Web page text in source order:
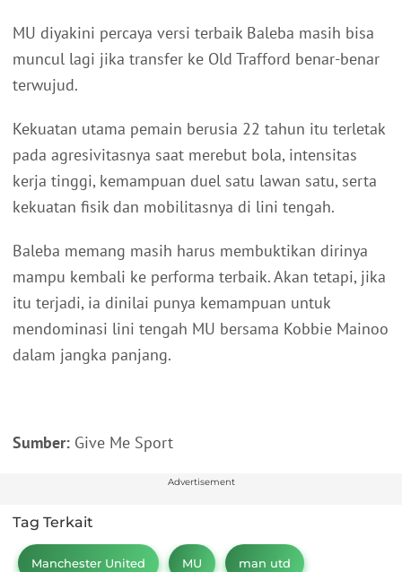
MU diyakini percaya versi terbaik Baleba masih bisa
muncul lagi jika transfer ke Old Trafford benar-benar
terwujud.
Kekuatan utama pemain berusia 22 tahun itu terletak
pada agresivitasnya saat merebut bola, intensitas
kerja tinggi, kemampuan duel satu lawan satu, serta
kekuatan fisik dan mobilitasnya di lini tengah.
Baleba memang masih harus membuktikan dirinya
mampu kembali ke performa terbaik. Akan tetapi, jika
itu terjadi, ia dinilai punya kemampuan untuk
mendominasi lini tengah MU bersama Kobbie Mainoo
dalam jangka panjang.
Sumber: Give Me Sport
Advertisement
Tag Terkait
Manchester United MU man utd